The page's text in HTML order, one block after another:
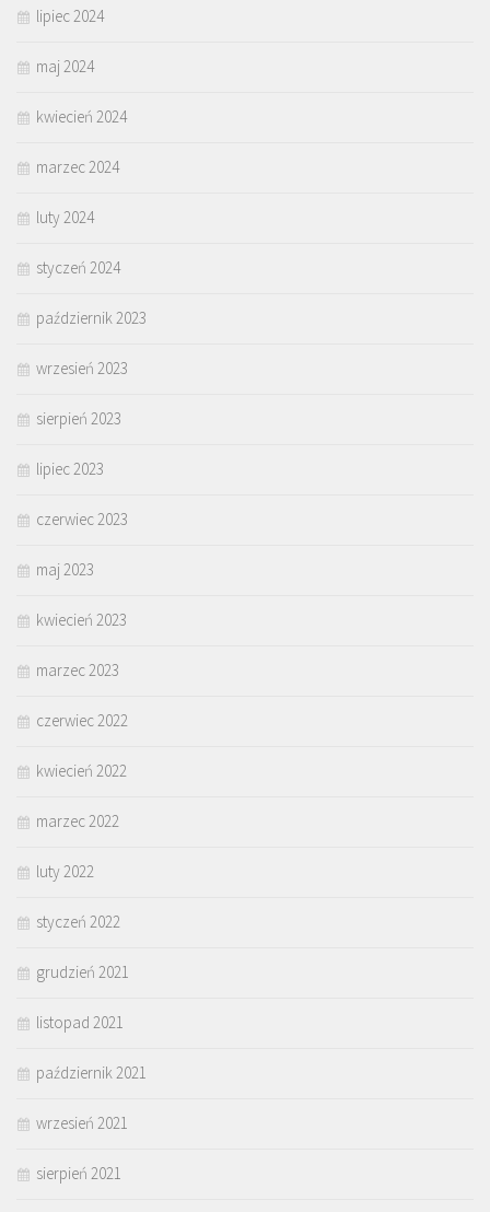
lipiec 2024
maj 2024
kwiecień 2024
marzec 2024
luty 2024
styczeń 2024
październik 2023
wrzesień 2023
sierpień 2023
lipiec 2023
czerwiec 2023
maj 2023
kwiecień 2023
marzec 2023
czerwiec 2022
kwiecień 2022
marzec 2022
luty 2022
styczeń 2022
grudzień 2021
listopad 2021
październik 2021
wrzesień 2021
sierpień 2021